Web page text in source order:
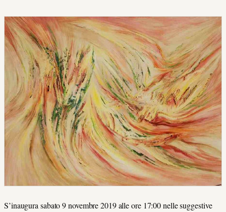
S’inaugura sabato 9 novembre 2019 alle ore 17:00 nelle suggestive